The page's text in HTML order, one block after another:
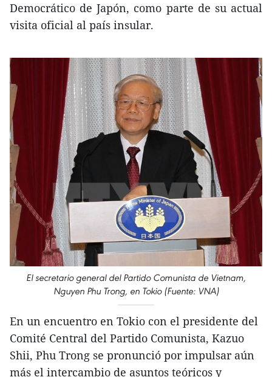
Democrático de Japón, como parte de su actual
visita oficial al país insular.
El secretario general del Partido Comunista de Vietnam,
Nguyen Phu Trong, en Tokio (Fuente: VNA)
En un encuentro en Tokio con el presidente del
Comité Central del Partido Comunista, Kazuo
Shii, Phu Trong se pronunció por impulsar aún
más el intercambio de asuntos teóricos y